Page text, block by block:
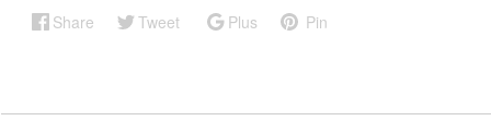
Share Tweet Plus Pin